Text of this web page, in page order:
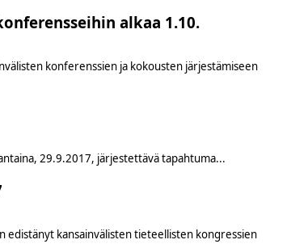
alkaa 1.10.
konferenssien ja kokousten järjestämiseen
29.9.2017, järjestettävä tapahtuma...
edistänyt kansainvälisten tieteellisten kongressien